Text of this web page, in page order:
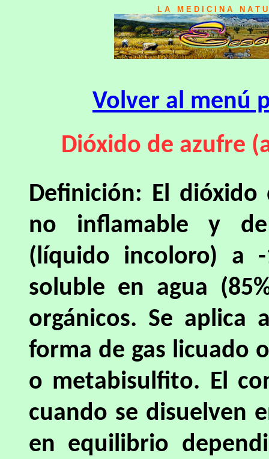
L A M E D I C I N A N A T
Volver al menú
Dióxido de azufre
Definición: El
no inflamable y de
(líquido incoloro) a -
soluble en agua
orgánicos. Se aplica
forma de gas licuado
o metabisulfito. El
cuando se disuelven
en equilibrio